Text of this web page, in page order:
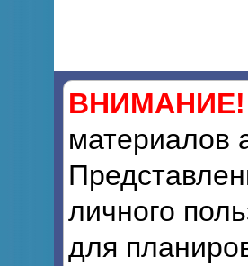
ВНИМАНИЕ!
материалов
личного
для